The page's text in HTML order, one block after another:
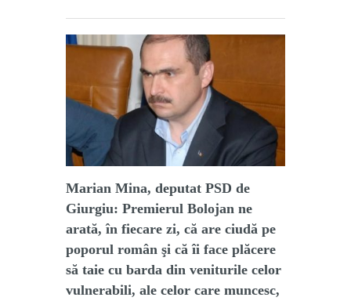
Marian Mina, deputat PSD de
Giurgiu: Premierul Bolojan ne
arată, în fiecare zi, că are ciudă pe
poporul român şi că îi face plăcere
să taie cu barda din veniturile celor
vulnerabili, ale celor care muncesc,